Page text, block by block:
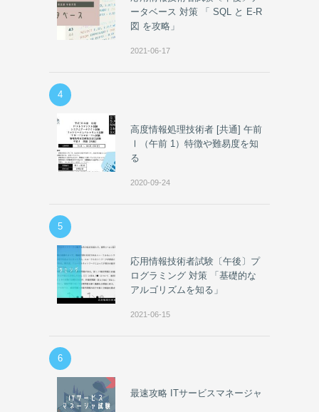
ータベース 対策 「 SQL と E-R
図 を攻略」
2021-06-17
4
高度情報処理技術者 [共通] 午前
Ⅰ（午前 1）特徴や難易度を知
る
2020-09-24
5
応用情報技術者試験〔午後〕プ
ログラミング 対策 「基礎的な
アルゴリズムを知る」
2021-06-15
6
最速攻略 ITサービスマネージャ